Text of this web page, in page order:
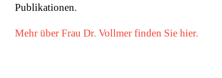
Publikationen.
Mehr über Frau Dr. Vollmer finden Sie hier.